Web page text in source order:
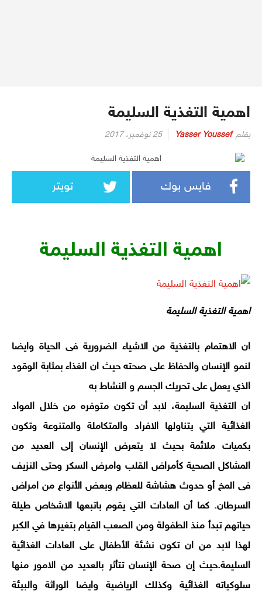
اهمية التغذية السليمة
بقلم Yasser Youssef 25 نوفمبر، 2017
فايس بوك تويتر
اهمية التغذية السليمة
اهمية التغذية السليمة
ان الاهتمام بالتغذية من الاشياء الضرورية فى الحياة وايضا
لنمو الإنسان والحفاظ على صحته حيث ان الغذاء بمثابة الوقود
الذي يعمل على تحريك الجسم و النشاط به
ان التغذية السليمة، لابد أن تكون متوفره من خلال المواد
الغذائية التي يتناولها الافراد والمتكاملة والمتنوعة وتكون
بكميات ملائمة بحيث لا يتعرض الإنسان إلى العديد من
المشاكل الصحية كأمراض القلب وامرض السكر وحتى النزيف
فى المخ أو حدوث هشاشة للعظام وبعض الأنواع من امراض
السرطان. كما أن العادات التي يقوم باتبعها الاشخاص طيلة
حياتهم تبدأ منذ الطفولة ومن الصعب القيام بتغيرها في الكبر
لهذا لابد من ان تكون نشئة الأطفال على العادات الغذائية
السليمة.حيث إن صحة الإنسان تتأثر بالعديد من الامور منها
سلوكياته الغذائية وكذلك الرياضية وايضا الوراثة والبيئة